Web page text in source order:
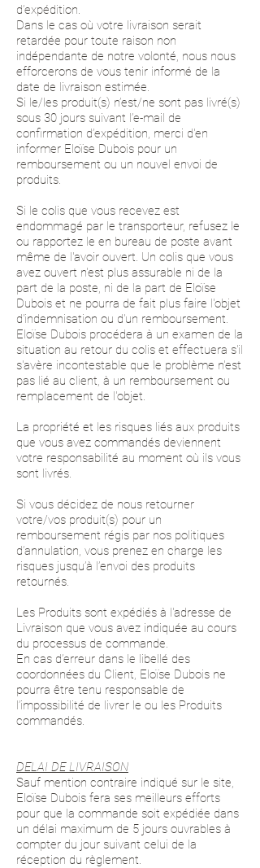
d’expédition.
Dans le cas où votre livraison serait
retardée pour toute raison non
indépendante de notre volonté, nous nous
efforcerons de vous tenir informé de la
date de livraison estimée.
Si le/les produit(s) n’est/ne sont pas livré(s)
sous 30 jours suivant l’e-mail de
confirmation d’expédition, merci d'en
informer Eloïse Dubois pour un
remboursement ou un nouvel envoi de
produits.
Si le colis que vous recevez est
endommagé par le transporteur, refusez le
ou rapportez le en bureau de poste avant
même de l'avoir ouvert. Un colis que vous
avez ouvert n'est plus assurable ni de la
part de la poste, ni de la part de Eloïse
Dubois et ne pourra de fait plus faire l'objet
d'indemnisation ou d'un remboursement.
Eloïse Dubois procédera à un examen de la
situation au retour du colis et effectuera s'il
s'avère incontestable que le problème n'est
pas lié au client, à un remboursement ou
remplacement de l'objet.
La propriété et les risques liés aux produits
que vous avez commandés deviennent
votre responsabilité au moment où ils vous
sont livrés.
Si vous décidez de nous retourner
votre/vos produit(s) pour un
remboursement régis par nos politiques
d’annulation, vous prenez en charge les
risques jusqu’à l’envoi des produits
retournés.
Les Produits sont expédiés à l'adresse de
Livraison que vous avez indiquée au cours
du processus de commande.
En cas d’erreur dans le libellé des
coordonnées du Client, Eloïse Dubois ne
pourra être tenu responsable de
l’impossibilité de livrer le ou les Produits
commandés.
DELAI DE LIVRAISON
Sauf mention contraire indiqué sur le site,
Eloïse Dubois fera ses meilleurs efforts
pour que la commande soit expédiée dans
un délai maximum de 5 jours ouvrables à
compter du jour suivant celui de la
réception du règlement.